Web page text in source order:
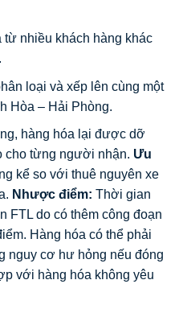
từ nhiều khách hàng khác
loại và xếp lên cùng một
Hòa – Hải Phòng.
hàng hóa lại được dỡ
cho từng người nhận. Ưu
kể so với thuê nguyên xe
Nhược điểm: Thời gian
FTL do có thêm công đoạn
Hàng hóa có thể phải
nguy cơ hư hỏng nếu đóng
với hàng hóa không yêu